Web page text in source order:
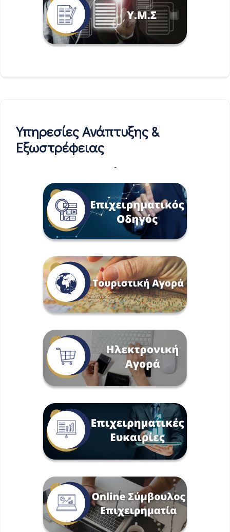
Υπηρεσίες Ανάπτυξης &
Εξωστρέφειας
-